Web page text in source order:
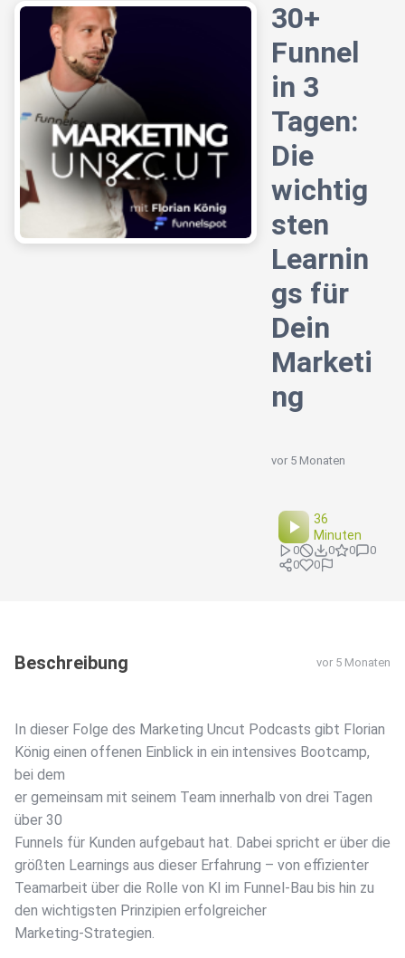
30+
Funnel
in 3
Tagen:
Die
wichtig
sten
Learnin
gs für
Dein
Marketi
ng
vor 5 Monaten
36
Minuten
0 0 0
0
0
0
Beschreibung vor 5 Monaten
In dieser Folge des Marketing Uncut Podcasts gibt Florian
König einen offenen Einblick in ein intensives Bootcamp,
bei dem
er gemeinsam mit seinem Team innerhalb von drei Tagen
über 30
Funnels für Kunden aufgebaut hat. Dabei spricht er über die
größten Learnings aus dieser Erfahrung – von effizienter
Teamarbeit über die Rolle von KI im Funnel-Bau bis hin zu
den wichtigsten Prinzipien erfolgreicher
Marketing-Strategien.